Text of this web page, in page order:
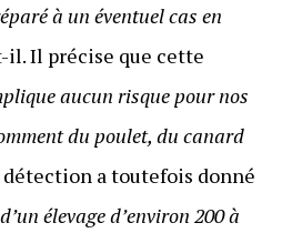
à un éventuel cas en
il. Il précise que cette
aucun risque pour nos
du poulet, du canard
a toutefois donné
élevage d’environ 200 à